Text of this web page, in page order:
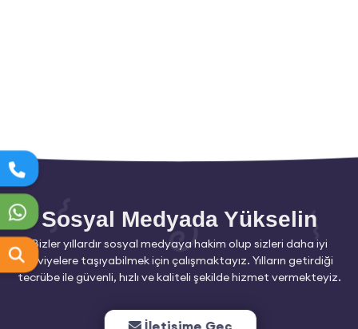
Sosyal Medyada Yükselin
Bizler yıllardır sosyal medyaya hakim olup sizleri daha iyi
seviyelere taşıyabilmek için çalışmaktayız. Yılların getirdiği
tecrübe ile güvenli, hızlı ve kaliteli şekilde hizmet vermekteyiz.
İletişime Geç